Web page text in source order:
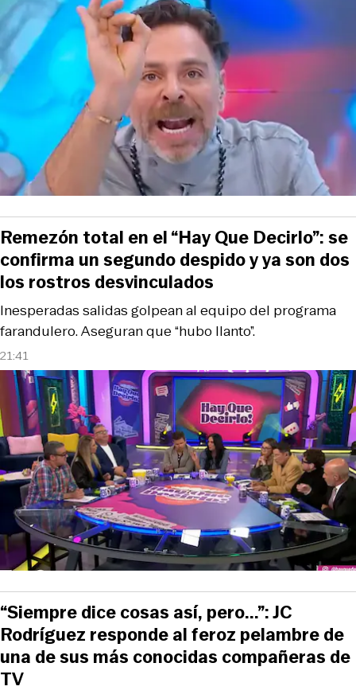
21:41
Inesperadas salidas golpean al equipo del programa
farandulero. Aseguran que “hubo llanto”.
Remezón total en el “Hay Que Decirlo”: se
confirma un segundo despido y ya son dos
los rostros desvinculados
“Siempre dice cosas así, pero...”: JC
Rodríguez responde al feroz pelambre de
una de sus más conocidas compañeras de
TV